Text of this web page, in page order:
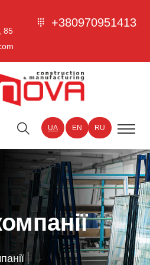
85
+380970951413
UA EN RU